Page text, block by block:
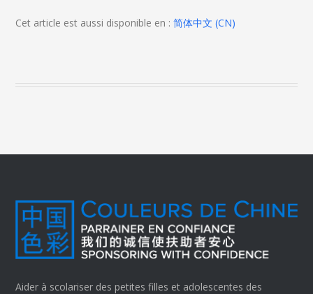
Cet article est aussi disponible en :简体中文 (CN)
Aider à scolariser des petites filles et adolescentes des